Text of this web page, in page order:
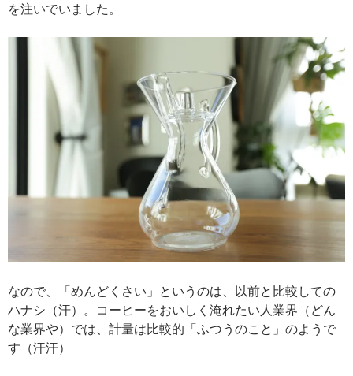
を注いでいました。
なので、「めんどくさい」というのは、以前と比較しての
ハナシ（汗）。コーヒーをおいしく淹れたい人業界（どん
な業界や）では、計量は比較的「ふつうのこと」のようで
す（汗汗）